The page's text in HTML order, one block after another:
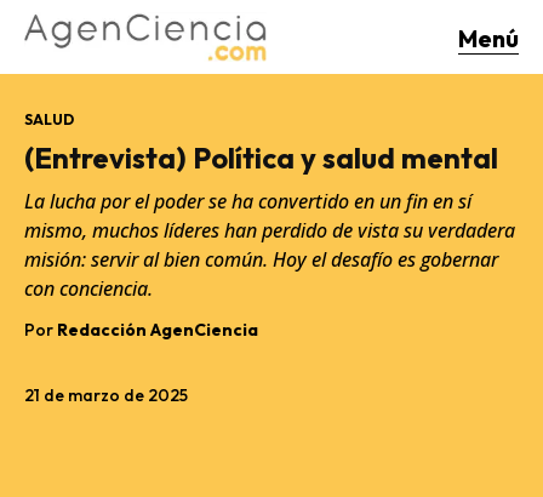
Menú
21 de marzo de 2025
SALUD
(Entrevista) Política y salud mental
La lucha por el poder se ha convertido en un fin en sí
mismo, muchos líderes han perdido de vista su verdadera
misión: servir al bien común. Hoy el desafío es gobernar
con conciencia.
Por Redacción AgenCiencia